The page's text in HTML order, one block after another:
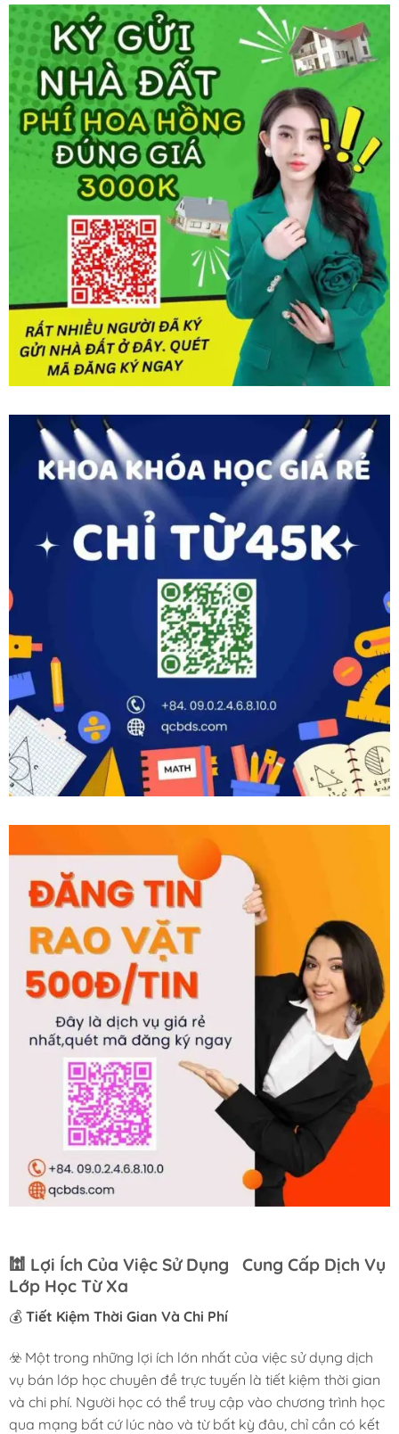
🕍 Lợi Ích Của Việc Sử Dụng Cung Cấp Dịch Vụ
Lớp Học Từ Xa
💰 Tiết Kiệm Thời Gian Và Chi Phí
☣️ Một trong những lợi ích lớn nhất của việc sử dụng dịch
vụ bán lớp học chuyên đề trực tuyến là tiết kiệm thời gian
và chi phí. Người học có thể truy cập vào chương trình học
qua mạng bất cứ lúc nào và từ bất kỳ đâu, chỉ cần có kết